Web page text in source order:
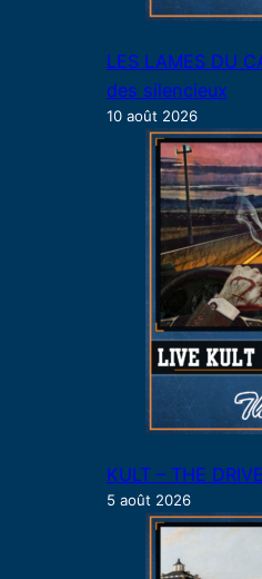
LES LAMES DU
des silencieux
10 août 2026
KULT – THE
5 août 2026